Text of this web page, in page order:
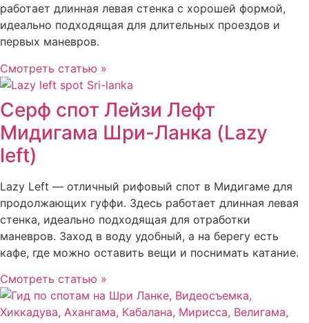
работает длинная левая стенка с хорошей формой,
идеально подходящая для длительных проездов и
первых маневров.
Смотреть статью »
Серф спот Лейзи Лефт
Мидигама Шри-Ланка (Lazy
left)
Lazy Left — отличный рифовый спот в Мидигаме для
продолжающих гуффи. Здесь работает длинная левая
стенка, идеально подходящая для отработки
маневров. Заход в воду удобный, а на берегу есть
кафе, где можно оставить вещи и поснимать катание.
Смотреть статью »